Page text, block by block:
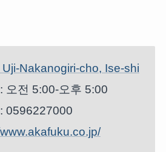
Uji-Nakanogiri-cho, Ise-shi
오전 5:00-오후 5:00
0596227000